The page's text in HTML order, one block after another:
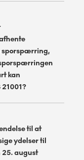
Fremføring af
eget
sporspærring,
kan
til at
ydelser til
25. august